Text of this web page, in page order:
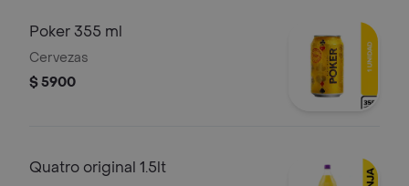
Poker 355 ml
Cervezas
$ 5900
Quatro original 1.5lt